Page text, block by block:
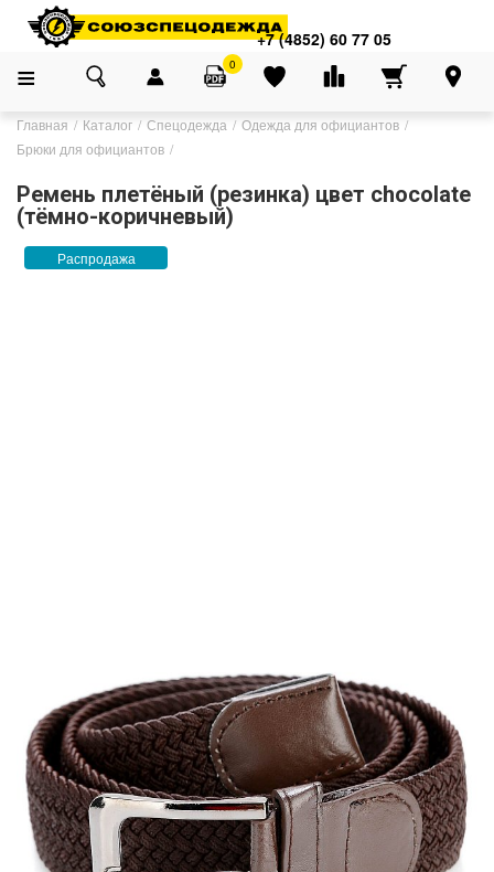
+7 (4852) 60 77 05
0
Главная Каталог Спецодежда
Одежда для официантов
Брюки для официантов
Ремень плетёный (резинка) цвет chocolate
(тёмно-коричневый)
Распродажа